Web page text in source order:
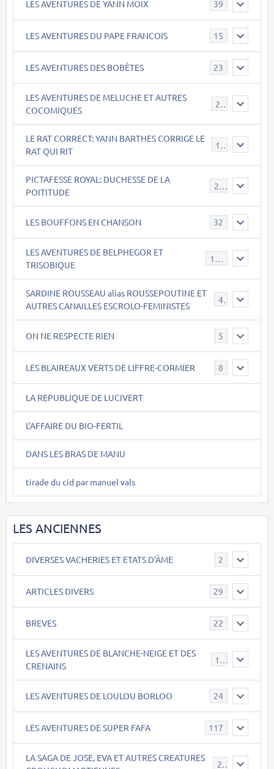
LES AVENTURES DE YANN MOIX 39
LES AVENTURES DU PAPE FRANCOIS 15
LES AVENTURES DES BOBÊTES 23
LES AVENTURES DE MELUCHE ET AUTRES
COCOMIQUES
22
LE RAT CORRECT: YANN BARTHES CORRIGE LE
RAT QUI RIT
15
PICTAFESSE ROYAL: DUCHESSE DE LA
POITITUDE
23
LES BOUFFONS EN CHANSON 32
LES AVENTURES DE BELPHEGOR ET
TRISOBIQUE
147
SARDINE ROUSSEAU alias ROUSSEPOUTINE ET
AUTRES CANAILLES ESCROLO-FEMINISTES
40
ON NE RESPECTE RIEN 5
LES BLAIREAUX VERTS DE LIFFRE-CORMIER 8
LA REPUBLIQUE DE LUCIVERT
L'AFFAIRE DU BIO-FERTIL
DANS LES BRAS DE MANU
tirade du cid par manuel vals
LES ANCIENNES
DIVERSES VACHERIES ET ETATS D'ÂME 2
ARTICLES DIVERS 29
BREVES 22
LES AVENTURES DE BLANCHE-NEIGE ET DES
CRENAINS
17
LES AVENTURES DE LOULOU BORLOO 24
LES AVENTURES DE SUPER FAFA 117
LA SAGA DE JOSE, EVA ET AUTRES CREATURES
26